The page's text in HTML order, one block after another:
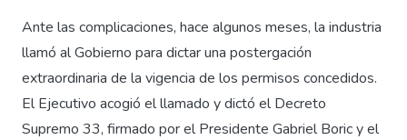
Ante las complicaciones, hace algunos meses, la industria
llamó al Gobierno para dictar una postergación
extraordinaria de la vigencia de los permisos concedidos.
El Ejecutivo acogió el llamado y dictó el Decreto
Supremo 33, firmado por el Presidente Gabriel Boric y el